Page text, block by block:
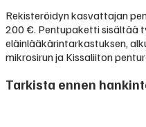
Rekisteröidyn kasvattajan
200 €. Pentupaketti sisältää
eläinlääkärintarkastuksen,
mikrosirun ja Kissaliiton
Tarkista ennen